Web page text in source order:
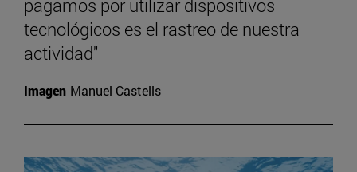
pagamos por utilizar dispositivos
tecnológicos es el rastreo de nuestra
actividad"
Imagen Manuel Castells